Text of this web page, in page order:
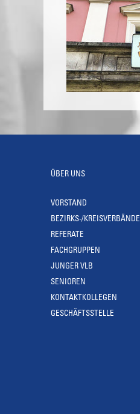
ÜBER UNS
VORSTAND
BEZIRKS-/KREISVERBÄNDE
REFERATE
FACHGRUPPEN
JUNGER VLB
SENIOREN
KONTAKTKOLLEGEN
GESCHÄFTSSTELLE